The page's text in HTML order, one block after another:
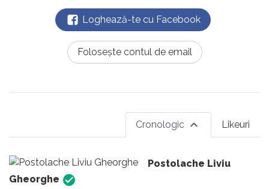
Loghează-te cu Facebook
Folosește contul de email
Likeuri
Cronologic
Postolache Liviu
Gheorghe